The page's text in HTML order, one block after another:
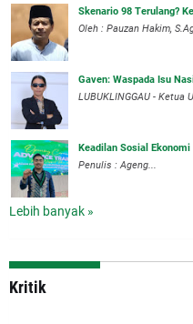
Skenario 98 Terulang?
Oleh : Pauzan Hakim,
Gaven: Waspada Isu
LUBUKLINGGAU - Ketua
Keadilan Sosial
Penulis : Ageng...
Lebih banyak »
Kritik